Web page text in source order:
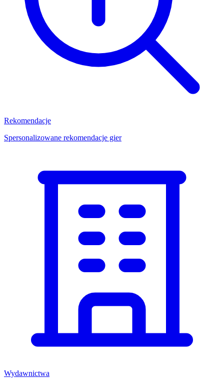
Rekomendacje
Spersonalizowane rekomendacje gier
Wydawnictwa